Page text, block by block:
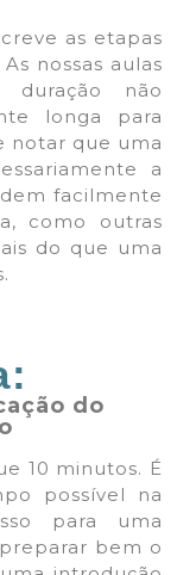
as etapas
nossas aulas
não
longa para
notar que uma
a
facilmente
como outras
do que uma
do
10 minutos. É
possível na
para uma
bem o